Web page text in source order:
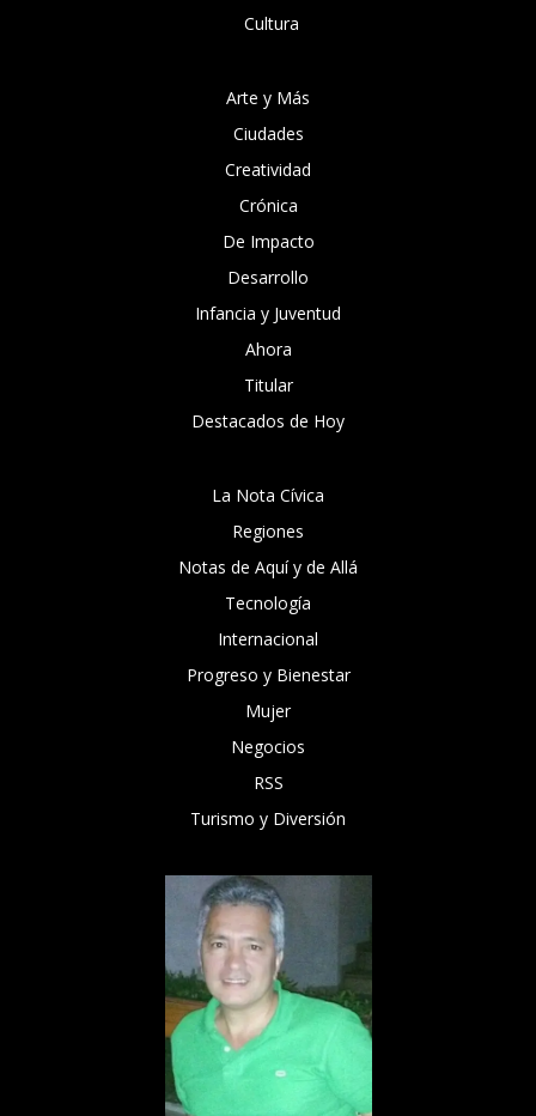
Cultura
Arte y Más
Ciudades
Creatividad
Crónica
De Impacto
Desarrollo
Infancia y Juventud
Ahora
Titular
Destacados de Hoy
La Nota Cívica
Regiones
Notas de Aquí y de Allá
Tecnología
Internacional
Progreso y Bienestar
Mujer
Negocios
RSS
Turismo y Diversión